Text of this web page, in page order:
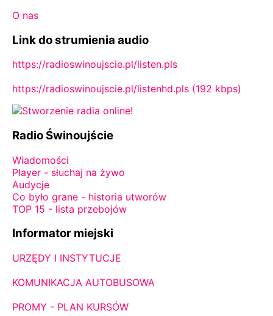
O nas
Link do strumienia audio
https://radioswinoujscie.pl/listen.pls
https://radioswinoujscie.pl/listenhd.pls (192 kbps)
Radio Świnoujście
Wiadomości
Player - słuchaj na żywo
Audycje
Co było grane - historia utworów
TOP 15 - lista przebojów
Informator miejski
URZĘDY I INSTYTUCJE
KOMUNIKACJA AUTOBUSOWA
PROMY - PLAN KURSÓW